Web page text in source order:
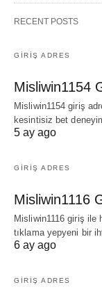
RECENT POSTS
GIRIŞ ADRES
Misliwin1154
Misliwin1154 giriş
kesintisiz bet
5 ay ago
GIRIŞ ADRES
Misliwin1116
Misliwin1116 giriş ile
tıklama yepyeni bir
6 ay ago
GIRIŞ ADRES